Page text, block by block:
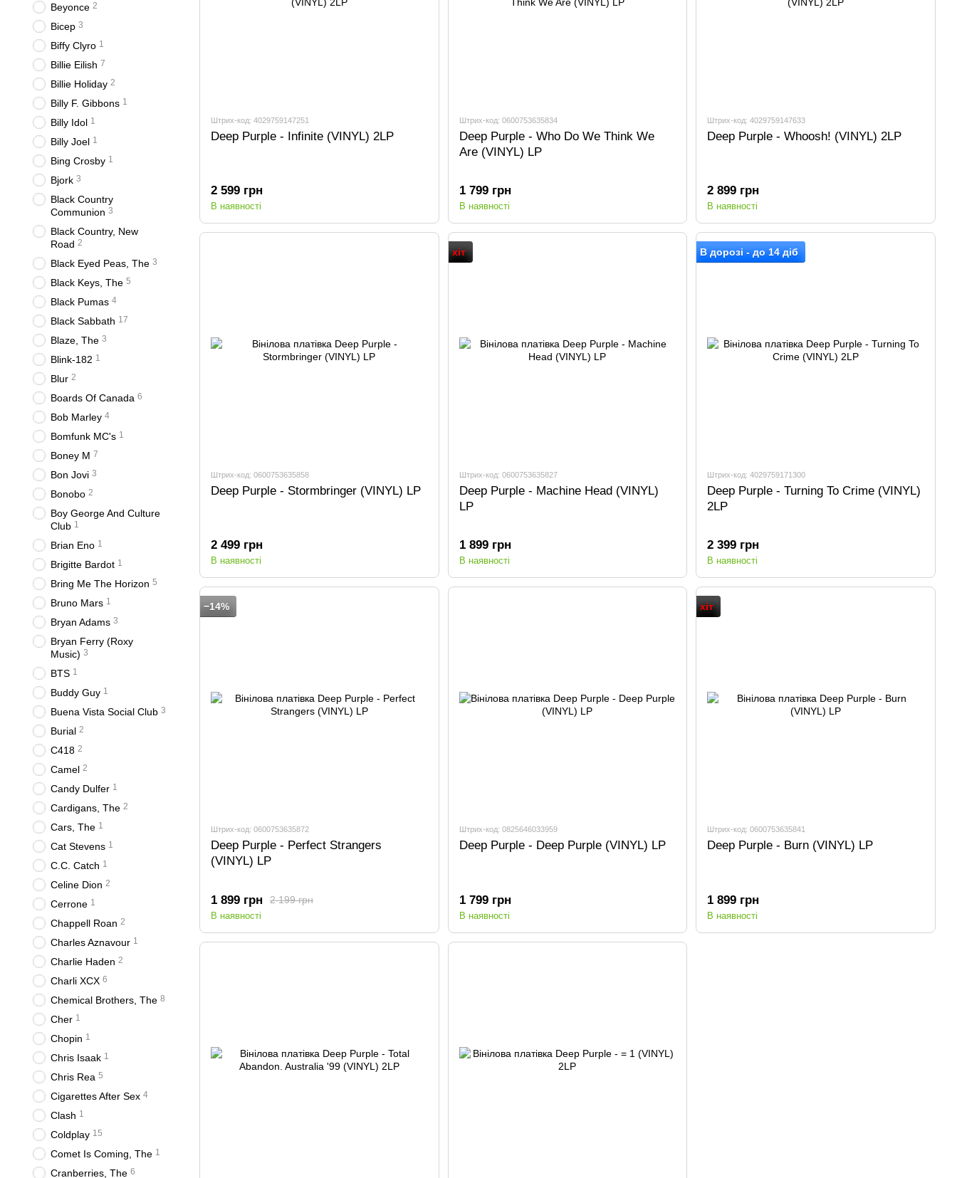
Штрих-код: 4029759147251
Deep Purple - Infinite (VINYL) 2LP
2 599 грн
В наявності
Штрих-код: 0600753635834
Deep Purple - Who Do We Think We
Are (VINYL) LP
1 799 грн
В наявності
Штрих-код: 4029759147633
Deep Purple - Whoosh! (VINYL) 2LP
2 899 грн
В наявності
Штрих-код: 0600753635858
Deep Purple - Stormbringer (VINYL) LP
2 499 грн
В наявності
хіт
Штрих-код: 0600753635827
Deep Purple - Machine Head (VINYL)
LP
1 899 грн
В наявності
В дорозі - до 14 діб
Штрих-код: 4029759171300
Deep Purple - Turning To Crime (VINYL)
2LP
2 399 грн
В наявності
−14%
Штрих-код: 0600753635872
Deep Purple - Perfect Strangers
(VINYL) LP
2 199 грн
1 899 грн
В наявності
Штрих-код: 0825646033959
Deep Purple - Deep Purple (VINYL) LP
1 799 грн
В наявності
хіт
Штрих-код: 0600753635841
Deep Purple - Burn (VINYL) LP
1 899 грн
В наявності
Beyonce 2
Bicep 3
Biffy Clyro 1
Billie Eilish 7
Billie Holiday 2
Billy F. Gibbons 1
Billy Idol 1
Billy Joel 1
Bing Crosby 1
Bjork 3
Black Country
Communion 3
Black Country, New
Road 2
Black Eyed Peas, The 3
Black Keys, The 5
Black Pumas 4
Black Sabbath 17
Blaze, The 3
Blink-182 1
Blur 2
Boards Of Canada 6
Bob Marley 4
Bomfunk MC's 1
Boney M 7
Bon Jovi 3
Bonobo 2
Boy George And Culture
Club 1
Brian Eno 1
Brigitte Bardot 1
Bring Me The Horizon 5
Bruno Mars 1
Bryan Adams 3
Bryan Ferry (Roxy
Music) 3
BTS 1
Buddy Guy 1
Buena Vista Social Club 3
Burial 2
C418 2
Camel 2
Candy Dulfer 1
Cardigans, The 2
Cars, The 1
Cat Stevens 1
C.C. Catch 1
Celine Dion 2
Cerrone 1
Chappell Roan 2
Charles Aznavour 1
Charlie Haden 2
Charli XCX 6
Chemical Brothers, The 8
Cher 1
Chopin 1
Chris Isaak 1
Chris Rea 5
Cigarettes After Sex 4
Clash 1
Coldplay 15
Comet Is Coming, The 1
Cranberries, The 6